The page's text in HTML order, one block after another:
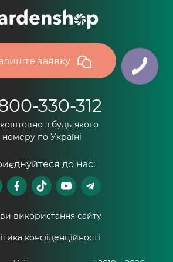
заявку
330-312
з будь-якого
номеру по Україні
до нас:
використання сайту
конфіденційності